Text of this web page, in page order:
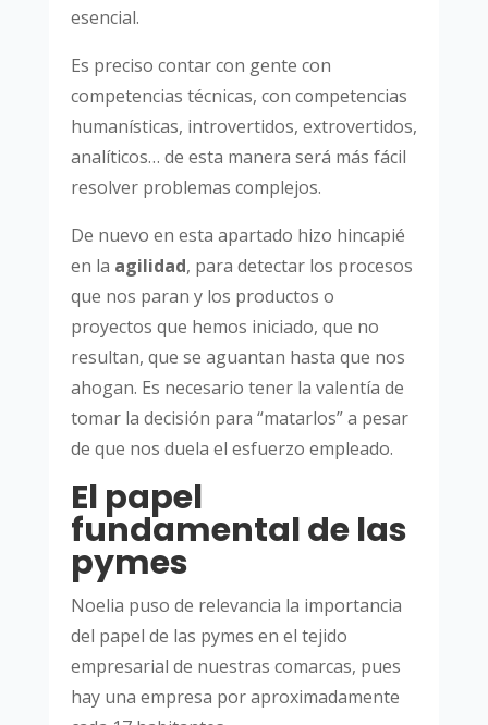
esencial.
Es preciso contar con gente con
competencias técnicas, con competencias
humanísticas, introvertidos, extrovertidos,
analíticos… de esta manera será más fácil
resolver problemas complejos.
De nuevo en esta apartado hizo hincapié
en la agilidad, para detectar los procesos
que nos paran y los productos o
proyectos que hemos iniciado, que no
resultan, que se aguantan hasta que nos
ahogan. Es necesario tener la valentía de
tomar la decisión para “matarlos” a pesar
de que nos duela el esfuerzo empleado.
El papel
fundamental de las
pymes
Noelia puso de relevancia la importancia
del papel de las pymes en el tejido
empresarial de nuestras comarcas, pues
hay una empresa por aproximadamente